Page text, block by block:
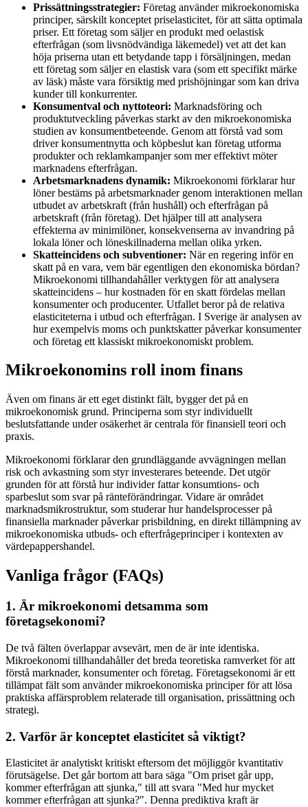
Prissättningsstrategier: Företag använder mikroekonomiska
principer, särskilt konceptet priselasticitet, för att sätta optimala
priser. Ett företag som säljer en produkt med oelastisk
efterfrågan (som livsnödvändiga läkemedel) vet att det kan
höja priserna utan ett betydande tapp i försäljningen, medan
ett företag som säljer en elastisk vara (som ett specifikt märke
av läsk) måste vara försiktig med prishöjningar som kan driva
kunder till konkurrenter.
Konsumentval och nyttoteori: Marknadsföring och
produktutveckling påverkas starkt av den mikroekonomiska
studien av konsumentbeteende. Genom att förstå vad som
driver konsumentnytta och köpbeslut kan företag utforma
produkter och reklamkampanjer som mer effektivt möter
marknadens efterfrågan.
Arbetsmarknadens dynamik: Mikroekonomi förklarar hur
löner bestäms på arbetsmarknader genom interaktionen mellan
utbudet av arbetskraft (från hushåll) och efterfrågan på
arbetskraft (från företag). Det hjälper till att analysera
effekterna av minimilöner, konsekvenserna av invandring på
lokala löner och löneskillnaderna mellan olika yrken.
Skatteincidens och subventioner: När en regering inför en
skatt på en vara, vem bär egentligen den ekonomiska bördan?
Mikroekonomi tillhandahåller verktygen för att analysera
skatteincidens – hur kostnaden för en skatt fördelas mellan
konsumenter och producenter. Utfallet beror på de relativa
elasticiteterna i utbud och efterfrågan. I Sverige är analysen av
hur exempelvis moms och punktskatter påverkar konsumenter
och företag ett klassiskt mikroekonomiskt problem.
Mikroekonomins roll inom finans
Även om finans är ett eget distinkt fält, bygger det på en
mikroekonomisk grund. Principerna som styr individuellt
beslutsfattande under osäkerhet är centrala för finansiell teori och
praxis.
Mikroekonomi förklarar den grundläggande avvägningen mellan
risk och avkastning som styr investerares beteende. Det utgör
grunden för att förstå hur individer fattar konsumtions- och
sparbeslut som svar på ränteförändringar. Vidare är området
marknadsmikrostruktur, som studerar hur handelsprocesser på
finansiella marknader påverkar prisbildning, en direkt tillämpning av
mikroekonomiska utbuds- och efterfrågeprinciper i kontexten av
värdepappershandel.
Vanliga frågor (FAQs)
1. Är mikroekonomi detsamma som
företagsekonomi?
De två fälten överlappar avsevärt, men de är inte identiska.
Mikroekonomi tillhandahåller det breda teoretiska ramverket för att
förstå marknader, konsumenter och företag. Företagsekonomi är ett
tillämpat fält som använder mikroekonomiska principer för att lösa
praktiska affärsproblem relaterade till organisation, prissättning och
strategi.
2. Varför är konceptet elasticitet så viktigt?
Elasticitet är analytiskt kritiskt eftersom det möjliggör kvantitativ
förutsägelse. Det går bortom att bara säga "Om priset går upp,
kommer efterfrågan att sjunka," till att svara "Med hur mycket
kommer efterfrågan att sjunka?". Denna prediktiva kraft är